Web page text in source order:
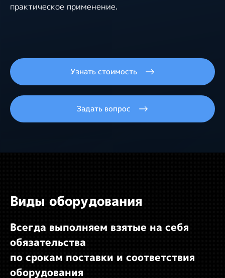
практическое применение.
Узнать стоимость
Задать вопрос
Виды оборудования
Всегда выполняем взятые на себя
обязательства
по срокам поставки и соответствия
оборудования